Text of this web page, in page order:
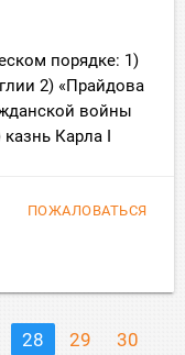
порядке: 1)
2) «Прайдова
войны
Карла I
ПОЖАЛОВАТЬСЯ
28 29
30